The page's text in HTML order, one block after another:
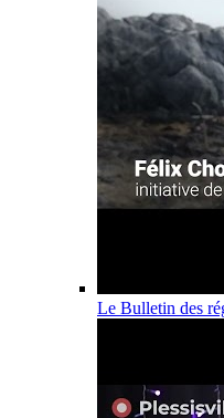
Le Bulletin des